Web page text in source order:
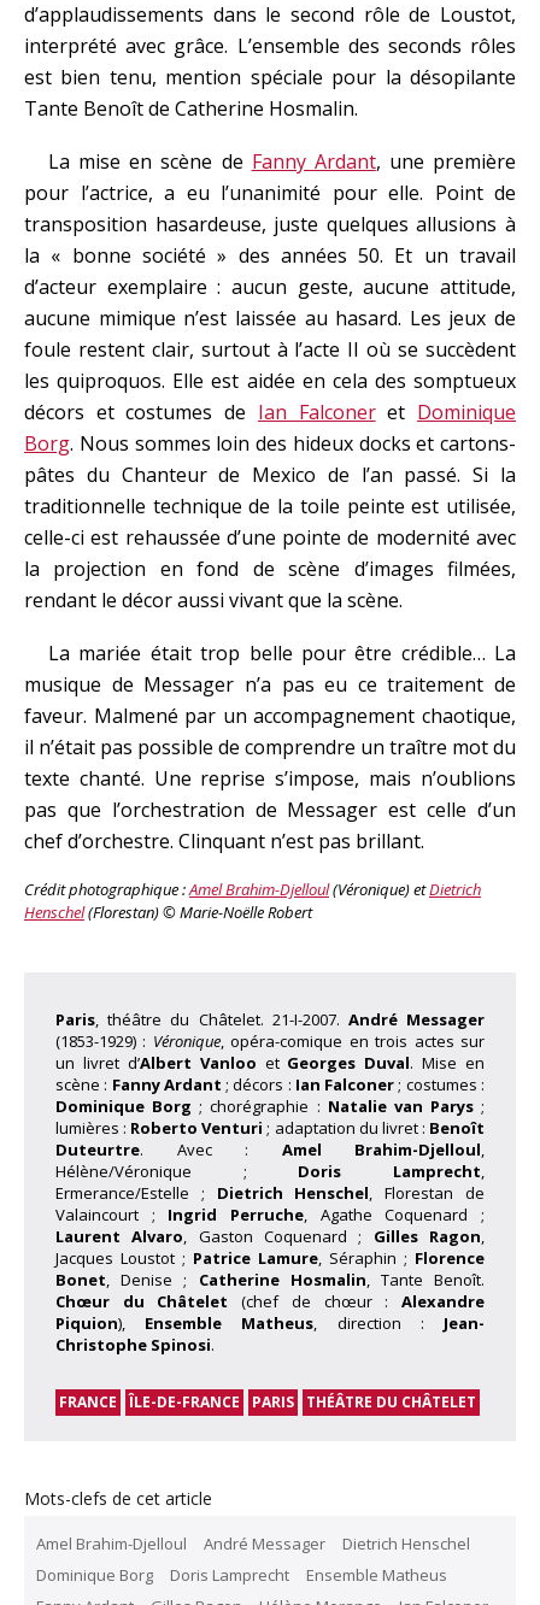
d’applaudissements dans le second rôle de Loustot,
interprété avec grâce. L’ensemble des seconds rôles
est bien tenu, mention spéciale pour la désopilante
Tante Benoît de Catherine Hosmalin.
La mise en scène de Fanny Ardant, une première
pour l’actrice, a eu l’unanimité pour elle. Point de
transposition hasardeuse, juste quelques allusions à
la « bonne société » des années 50. Et un travail
d’acteur exemplaire : aucun geste, aucune attitude,
aucune mimique n’est laissée au hasard. Les jeux de
foule restent clair, surtout à l’acte II où se succèdent
les quiproquos. Elle est aidée en cela des somptueux
décors et costumes de Ian Falconeret Dominique
Borg. Nous sommes loin des hideux docks et cartons-
pâtes du Chanteur de Mexico de l’an passé. Si la
traditionnelle technique de la toile peinte est utilisée,
celle-ci est rehaussée d’une pointe de modernité avec
la projection en fond de scène d’images filmées,
rendant le décor aussi vivant que la scène.
La mariée était trop belle pour être crédible… La
musique de Messager n’a pas eu ce traitement de
faveur. Malmené par un accompagnement chaotique,
il n’était pas possible de comprendre un traître mot du
texte chanté. Une reprise s’impose, mais n’oublions
pas que l’orchestration de Messager est celle d’un
chef d’orchestre. Clinquant n’est pas brillant.
Crédit photographique :Amel Brahim-Djelloul(Véronique) etDietrich
Henschel(Florestan) © Marie-Noëlle Robert
Paris, théâtre du Châtelet. 21-I-2007. André Messager
(1853-1929) : Véronique, opéra-comique en trois actes sur
un livret d’Albert Vanloo et Georges Duval. Mise en
scène : Fanny Ardant ; décors : Ian Falconer; costumes :
Dominique Borg ; chorégraphie : Natalie van Parys;
lumières : Roberto Venturi ; adaptation du livret : Benoît
Duteurtre. Avec : Amel Brahim-Djelloul,
Hélène/Véronique ; Doris Lamprecht,
Ermerance/Estelle ; Dietrich Henschel, Florestan de
Valaincourt ; Ingrid Perruche, Agathe Coquenard ;
Laurent Alvaro, Gaston Coquenard ; Gilles Ragon,
Jacques Loustot ; Patrice Lamure, Séraphin ; Florence
Bonet, Denise ; Catherine Hosmalin, Tante Benoît.
Chœur du Châtelet (chef de chœur :Alexandre
Piquion), Ensemble Matheus, direction : Jean-
Christophe Spinosi.
FRANCE ÎLE-DE-FRANCE PARIS THÉÂTRE DU CHÂTELET
Mots-clefs de cet article
Amel Brahim-Djelloul André Messager
Dietrich Henschel
Dominique Borg
Doris Lamprecht
Ensemble Matheus